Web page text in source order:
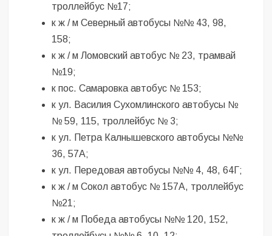
троллейбус №17;
к ж / м Северный автобусы №№ 43, 98,
158;
к ж / м Ломовский автобус № 23, трамвай
№19;
к пос. Самаровка автобус № 153;
к ул. Василия Сухомлинского автобусы №
№ 59, 115, троллейбус № 3;
к ул. Петра Калнышевского автобусы №№
36, 57А;
к ул. Передовая автобусы №№ 4, 48, 64Г;
к ж / м Сокол автобус № 157А, троллейбус
№21;
к ж / м Победа автобусы №№ 120, 152,